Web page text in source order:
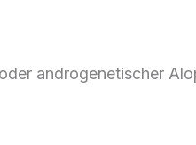
androgenetischer